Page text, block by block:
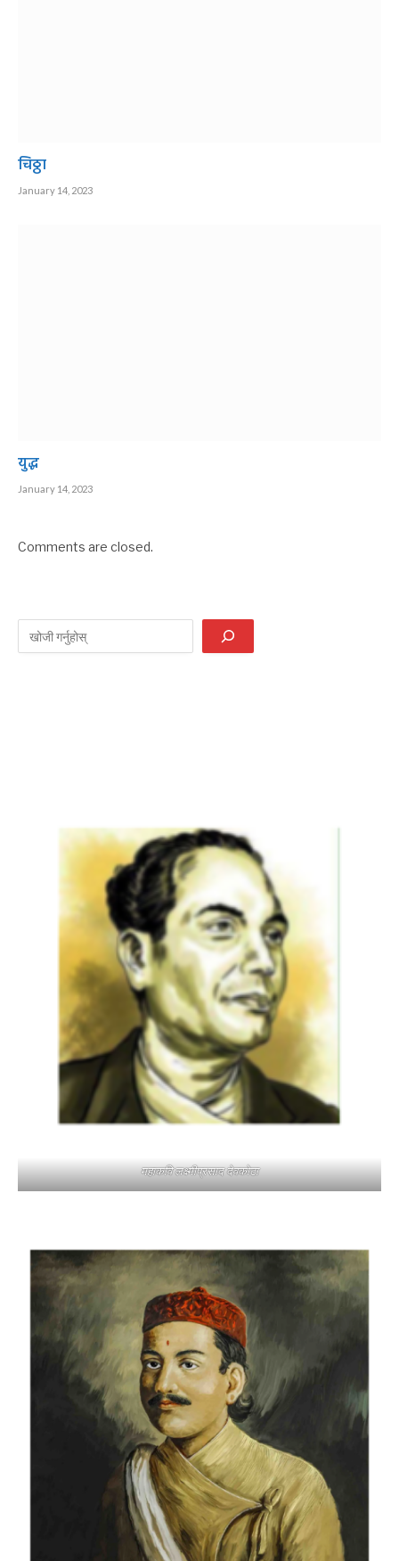
चिठ्ठा
January 14, 2023
युद्ध
January 14, 2023
Comments are closed.
महाकवि लक्ष्मीप्रसाद देवकोटा